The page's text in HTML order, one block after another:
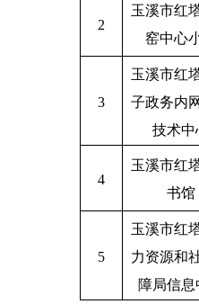
2
玉溪市红
窑中心
3
玉溪市红
子政务内
技术中
4
玉溪市红
书馆
5
玉溪市红
力资源和
障局信息